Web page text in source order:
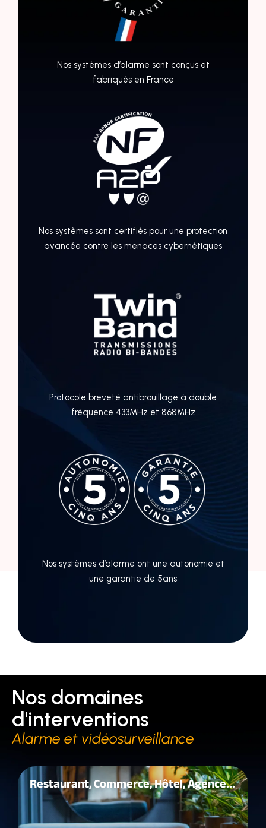
Nos systèmes d’alarme sont conçus et
fabriqués en France
Nos systèmes sont certifiés pour une protection
avancée contre les menaces cybernétiques
Protocole breveté antibrouillage à double
fréquence 433MHz et 868MHz
Nos systèmes d’alarme ont une autonomie et
une garantie de 5ans
Nos domaines
d'interventions
Alarme et vidéosurveillance
Restaurant, Commerce, Hôtel, Agence...